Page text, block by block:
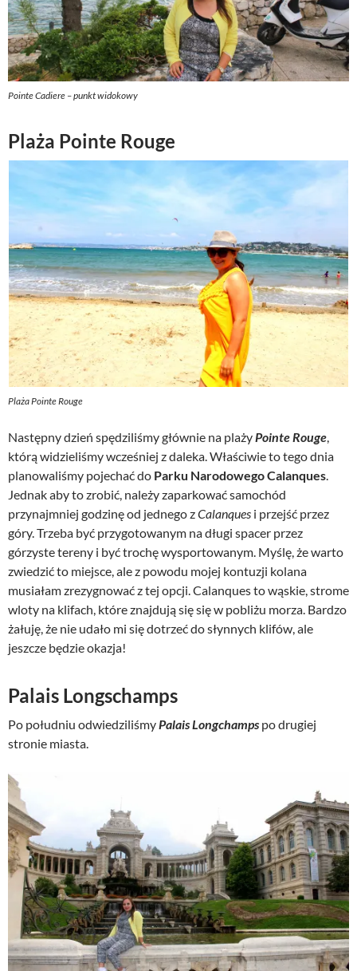
Pointe Cadiere – punkt widokowy
Plaża Pointe Rouge
Plaża Pointe Rouge
Następny dzień spędziliśmy głównie na plażyPointe Rouge,
którą widzieliśmy wcześniej z daleka. Właściwie to tego dnia
planowaliśmy pojechać do Parku Narodowego Calanques.
Jednak aby to zrobić, należy zaparkować samochód
przynajmniej godzinę od jednego zCalanques i przejść przez
góry. Trzeba być przygotowanym na długi spacer przez
górzyste tereny i być trochę wysportowanym. Myślę, że warto
zwiedzić to miejsce, ale z powodu mojej kontuzji kolana
musiałam zrezygnować z tej opcji. Calanques to wąskie, strome
wloty na klifach, które znajdują się się w pobliżu morza. Bardzo
żałuję, że nie udało mi się dotrzeć do słynnych klifów, ale
jeszcze będzie okazja!
Palais Longschamps
Po południu odwiedziliśmyPalais Longchamps po drugiej
stronie miasta.